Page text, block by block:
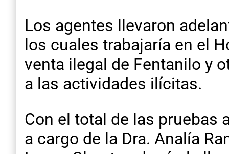
Los agentes llevaron
los cuales trabajaría en el
venta ilegal de Fentanilo y
a las actividades ilícitas.
Con el total de las pruebas
a cargo de la Dra. Analía